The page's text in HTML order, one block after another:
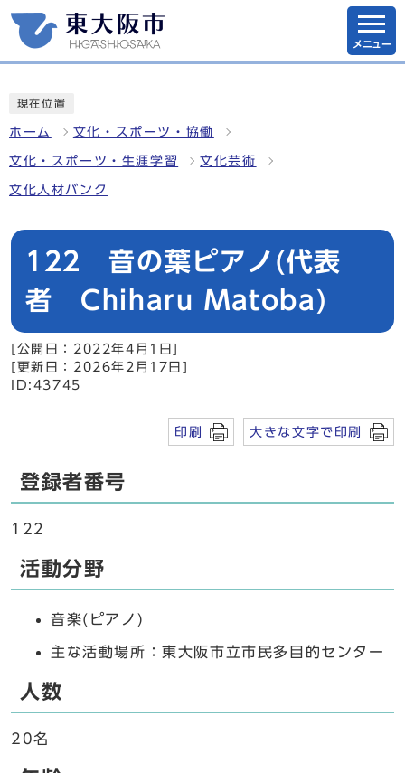
メニュー
現在位置
ホーム 文化・スポーツ・協働
文化・スポーツ・生涯学習 文化芸術
文化人材バンク
122 音の葉ピアノ(代表
者 Chiharu Matoba)
[公開日：2022年4月1日]
[更新日：2026年2月17日]
ID:43745
印刷 大きな文字で印刷
登録者番号
122
活動分野
音楽(ピアノ)
主な活動場所：東大阪市立市民多目的センター
人数
20名